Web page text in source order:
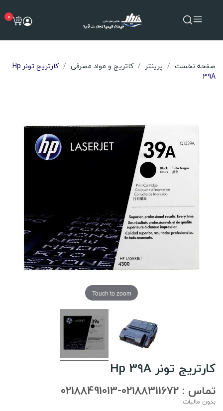
0
صفحه نخست پرینتر کاتریج و مواد مصرفی
کارتریج تونر Hp
39A
Touch to zoom
کارتریج تونر Hp 39A
تماس : 02188311672-02188491013
بدون مالیات